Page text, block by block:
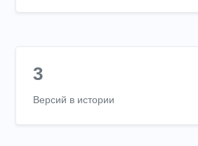
3
Версий в истории